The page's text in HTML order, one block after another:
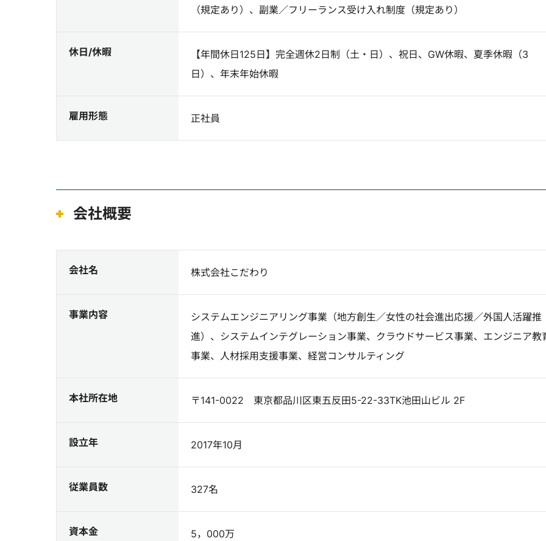
（規定あり）、副業／フリーランス受け入れ制度（規定あり）
休日/休暇
【年間休日125日】完全週休2日制（土・日）、祝日、GW休暇、夏季休暇（3
日）、年末年始休暇
雇用形態 正社員
会社概要
会社名 株式会社こだわり
事業内容
システムエンジニアリング事業（地方創生／女性の社会進出応援／外国人活躍推
進）、システムインテグレーション事業、クラウドサービス事業、エンジニア教
事業、人材採用支援事業、経営コンサルティング
本社所在地 〒141-0022 東京都品川区東五反田5-22-33TK池田山ビル 2F
設立年 2017年10月
従業員数 327名
資本金 5，000万